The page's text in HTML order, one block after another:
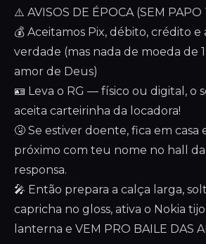
⚠️ AVISOS DE ÉPOCA (SEM PAPO
💰 Aceitamos Pix, débito, crédito
verdade (mas nada de moeda de
amor de Deus)
🪪 Leva o RG — físico ou digital, o
aceita carteirinha da locadora!
🤧 Se estiver doente, fica em casa
próximo com teu nome no hall
responsa.
🎤 Então prepara a calça larga,
capricha no gloss, ativa o Nokia
lanterna e VEM PRO BAILE DAS